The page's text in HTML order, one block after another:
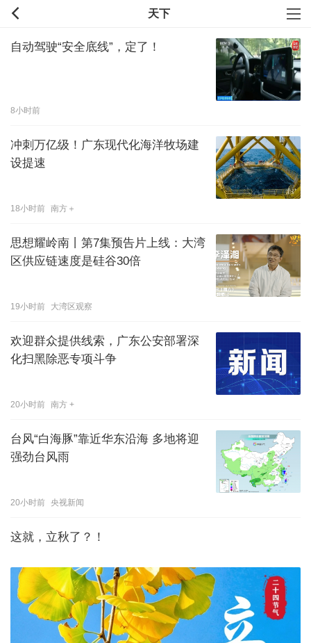
天下
自动驾驶“安全底线”，定了！
8小时前
冲刺万亿级！广东现代化海洋牧场建
设提速
18小时前 南方＋
思想耀岭南丨第7集预告片上线：大湾
区供应链速度是硅谷30倍
19小时前 大湾区观察
欢迎群众提供线索，广东公安部署深
化扫黑除恶专项斗争
20小时前 南方 +
台风“白海豚”靠近华东沿海 多地将迎
强劲台风雨
20小时前 央视新闻
这就，立秋了？！